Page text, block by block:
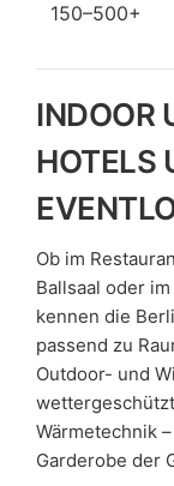
150–500+
INDOOR
HOTELS
Ob im
Ballsaal oder
kennen die
passend zu
Outdoor- und
Wärmetechnik
Garderobe der